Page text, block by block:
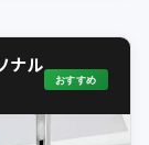
ナル
おすすめ